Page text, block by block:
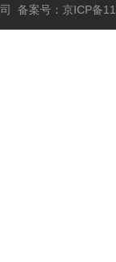
备案号：京ICP备